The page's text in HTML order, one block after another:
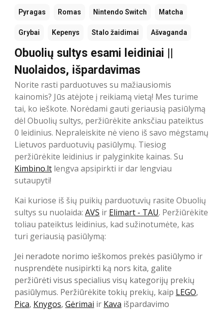
Pyragas Romas Nintendo Switch Matcha
Grybai Kepenys Stalo žaidimai Ašvaganda
Obuolių sultys esami leidiniai ||
Nuolaidos, išpardavimas
Norite rasti parduotuves su mažiausiomis
kainomis? Jūs atėjote į reikiamą vietą! Mes turime
tai, ko ieškote. Norėdami gauti geriausią pasiūlymą
dėl Obuolių sultys, peržiūrėkite anksčiau pateiktus
0 leidinius. Nepraleiskite nė vieno iš savo mėgstamų
Lietuvos parduotuvių pasiūlymų. Tiesiog
peržiūrėkite leidinius ir palyginkite kainas. Su
Kimbino.lt lengva apsipirkti ir dar lengviau
sutaupyti!
Kai kuriose iš šių puikių parduotuvių rasite Obuolių
sultys su nuolaida: AVS ir Elimart - TAU. Peržiūrėkite
toliau pateiktus leidinius, kad sužinotumėte, kas
turi geriausią pasiūlymą:
Jei neradote norimo ieškomos prekės pasiūlymo ir
nusprendėte nusipirkti ką nors kita, galite
peržiūrėti visus specialius visų kategorijų prekių
pasiūlymus. Peržiūrėkite tokių prekių, kaip LEGO,
Pica, Knygos, Gėrimai ir Kava išpardavimo